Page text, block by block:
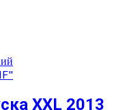
XXL 2013